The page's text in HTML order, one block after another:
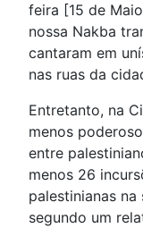
feira [15 de
nossa Nakba
cantaram em
nas ruas da
Entretanto, na
menos
entre
menos 26
palestinianas na
segundo um